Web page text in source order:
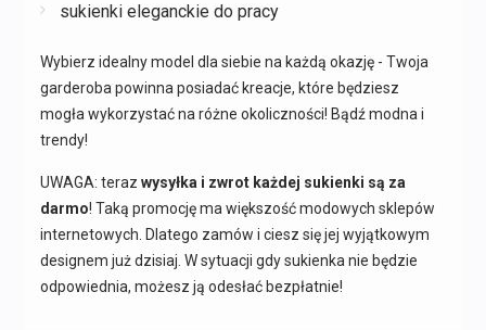
sukienki eleganckie do pracy
Wybierz idealny model dla siebie na każdą okazję - Twoja
garderoba powinna posiadać kreacje, które będziesz
mogła wykorzystać na różne okoliczności! Bądź modna i
trendy!
UWAGA: teraz wysyłka i zwrot każdej sukienki są za
darmo! Taką promocję ma większość modowych sklepów
internetowych. Dlatego zamów i ciesz się jej wyjątkowym
designem już dzisiaj. W sytuacji gdy sukienka nie będzie
odpowiednia, możesz ją odesłać bezpłatnie!